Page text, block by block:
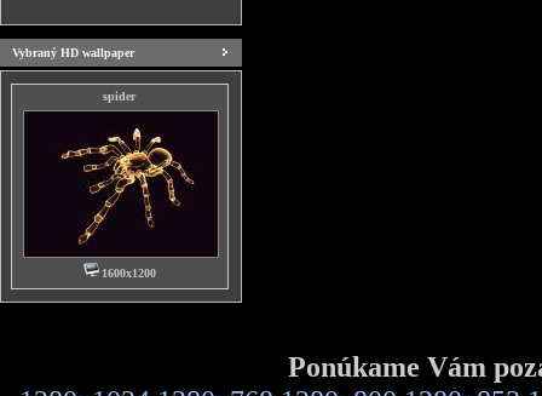
Vybraný HD wallpaper
spider
1600x1200
Ponúkame Vám